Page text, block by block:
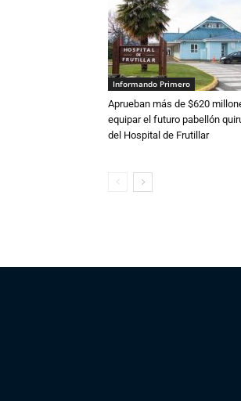
Informando Primero
Aprueban más de $620
equipar el futuro pabellón
del Hospital de Frutillar